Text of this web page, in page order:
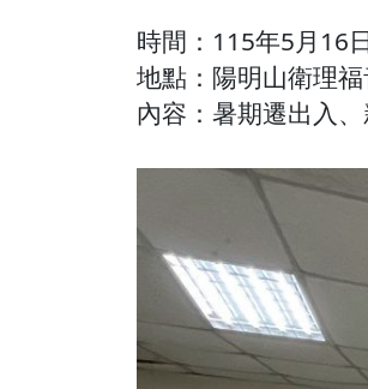
時間：115年5月16
地點：陽明山衛理
內容：暑期遷出入